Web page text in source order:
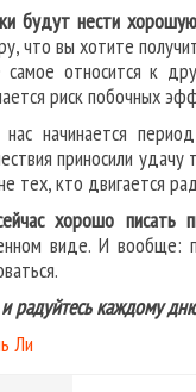
будут нести
что вы хотите
относится к
риск побочных
начинается
приносили
тех, кто двигается
хорошо писать
виде. И вообще:
радуйтесь каждому
Ли